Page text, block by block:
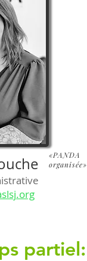
«PANDA
organisée»
partiel: